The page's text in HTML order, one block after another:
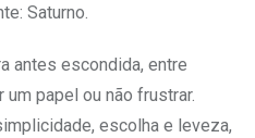
Saturno.
antes escondida, entre
um papel ou não frustrar.
escolha e leveza,